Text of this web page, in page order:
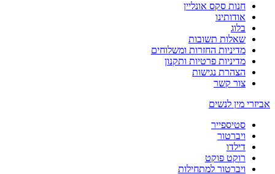
חנות סקס אונליין
אודותינו
בלוג
שאלות תשובות
מדיניות החזרות ומשלוחים
מדיניות פרטיות ותקנון
הצהרת נגישות
צור קשר
אביזרי מין לנשים
סטיספייר
ויברטור
דילדו
רוקט פוקט
ויברטור למתחילות